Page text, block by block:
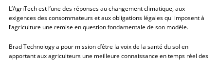
L’AgriTech est l’une des réponses au changement climatique, aux
exigences des consommateurs et aux obligations légales qui imposent à
l’agriculture une remise en question fondamentale de son modèle.
Brad Technology a pour mission d’être la voix de la santé du sol en
apportant aux agriculteurs une meilleure connaissance en temps réel des